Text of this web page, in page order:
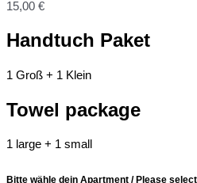
15,00 €
Handtuch Paket
1 Groß + 1 Klein
Towel package
1 large + 1 small
Bitte wähle dein Apartment / Please